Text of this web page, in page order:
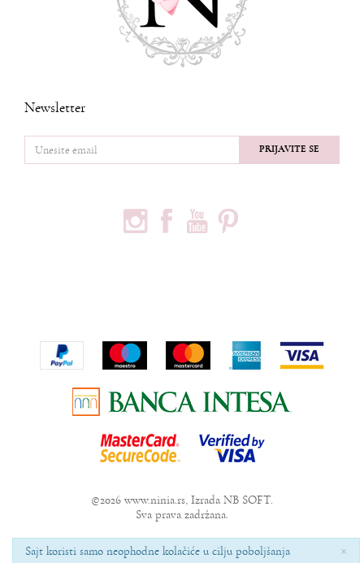
Newsletter
PRIJAVITE SE
office@ninia.rs
109267030
©2026 www.ninia.rs, IzradaNB SOFT.
Sva prava zadržana.
×
Sajt koristi samo neophodne kolačiće u cilju poboljšanja